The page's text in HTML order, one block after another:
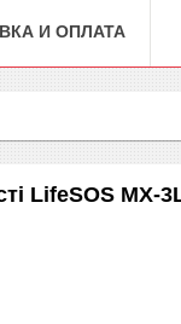
И ОПЛАТА
LifeSOS MX-